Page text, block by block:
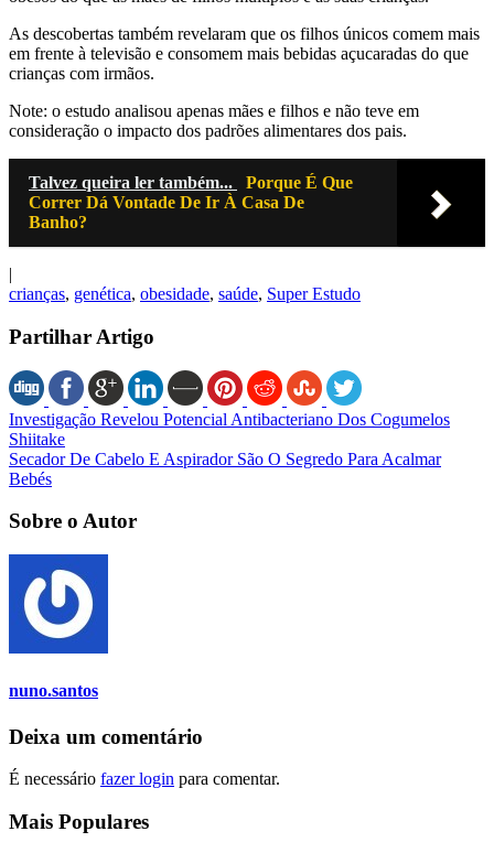
As descobertas também revelaram que os filhos únicos comem mais
em frente à televisão e consomem mais bebidas açucaradas do que
crianças com irmãos.
Note: o estudo analisou apenas mães e filhos e não teve em
consideração o impacto dos padrões alimentares dos pais.
Talvez queira ler também...
Porque É Que
Correr Dá Vontade De Ir À Casa De
Banho?
|
crianças, genética, obesidade, saúde, Super Estudo
Partilhar Artigo
Investigação Revelou Potencial Antibacteriano Dos Cogumelos
Shiitake
Secador De Cabelo E Aspirador São O Segredo Para Acalmar
Bebés
Sobre o Autor
nuno.santos
Deixa um comentário
É necessário fazer login para comentar.
Mais Populares